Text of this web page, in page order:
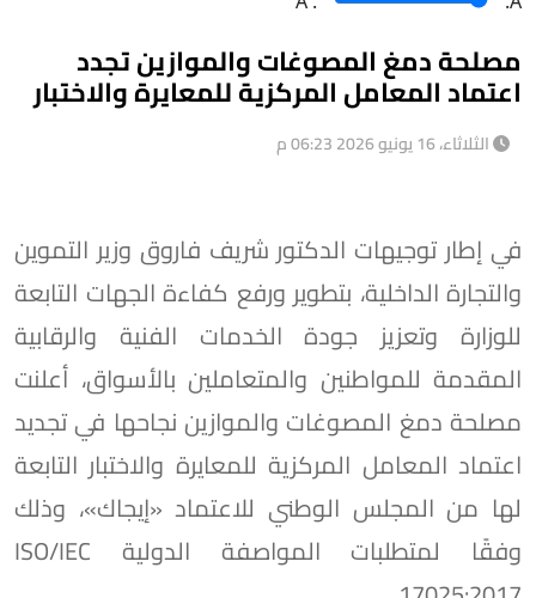
مصلحة دمغ المصوغات والموازين تجدد
اعتماد المعامل المركزية للمعايرة والاختبار
الثلاثاء، 16 يونيو 2026 06:23 م
في إطار توجيهات الدكتور شريف فاروق وزير التموين
والتجارة الداخلية، بتطوير ورفع كفاءة الجهات التابعة
للوزارة وتعزيز جودة الخدمات الفنية والرقابية
المقدمة للمواطنين والمتعاملين بالأسواق، أعلنت
مصلحة دمغ المصوغات والموازين نجاحها في تجديد
اعتماد المعامل المركزية للمعايرة والاختبار التابعة
لها من المجلس الوطني للاعتماد «إيجاك»، وذلك
وفقًا لمتطلبات المواصفة الدولية ISO/IEC